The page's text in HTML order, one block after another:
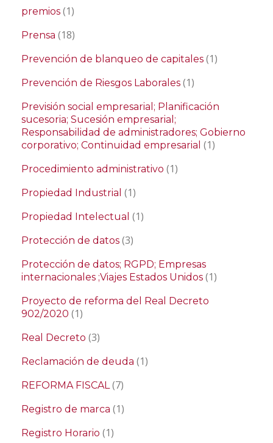
premios (1)
Prensa (18)
Prevención de blanqueo de capitales (1)
Prevención de Riesgos Laborales (1)
Previsión social empresarial; Planificación
sucesoria; Sucesión empresarial;
Responsabilidad de administradores; Gobierno
corporativo; Continuidad empresarial (1)
Procedimiento administrativo (1)
Propiedad Industrial (1)
Propiedad Intelectual (1)
Protección de datos (3)
Protección de datos; RGPD; Empresas
internacionales ;Viajes Estados Unidos (1)
Proyecto de reforma del Real Decreto
902/2020 (1)
Real Decreto (3)
Reclamación de deuda (1)
REFORMA FISCAL(7)
Registro de marca (1)
Registro Horario (1)